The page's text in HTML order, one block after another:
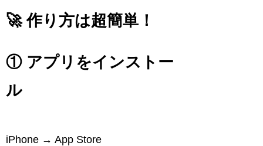
🚀 作り方は超簡単！
① アプリをインストー
ル
iPhone → App Store